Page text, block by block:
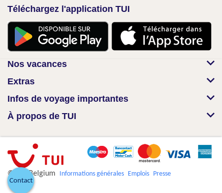
Téléchargez l'application TUI
Nos vacances
Extras
Infos de voyage importantes
À propos de TUI
© TUI Belgium Informations générales Emplois Presse
Contact